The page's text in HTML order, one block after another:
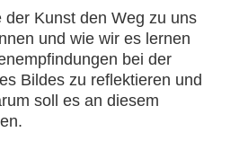
der Kunst den Weg zu uns
und wie wir es lernen
bei der
Bildes zu reflektieren und
soll es an diesem